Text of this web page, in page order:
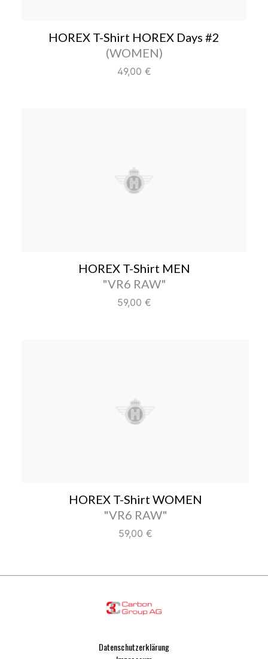
HOREX T-Shirt HOREX Days #2
(WOMEN)Farbe/Editionen
Regulärer Preis:
49,00 €
HOREX T-Shirt MEN
HOREX T-Shirt MEN
"VR6 RAW"
Regulärer Preis:
59,00 €
HOREX T-Shirt WOMEN
HOREX T-Shirt WOMEN
"VR6 RAW"
Regulärer Preis:
59,00 €
Datenschutzerklärung